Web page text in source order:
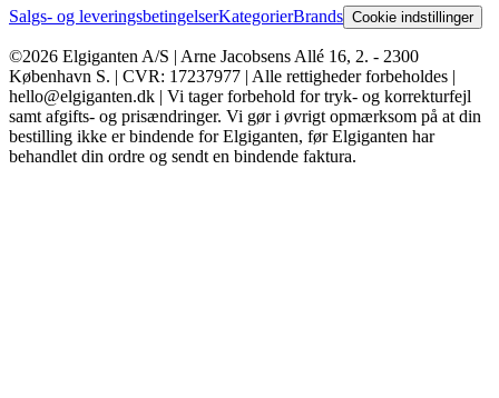
Salgs- og leveringsbetingelserKategorierBrands Cookie indstillinger
©2026 Elgiganten A/S | Arne Jacobsens Allé 16, 2. - 2300
København S. | CVR: 17237977 | Alle rettigheder forbeholdes |
hello@elgiganten.dk | Vi tager forbehold for tryk- og korrekturfejl
samt afgifts- og prisændringer. Vi gør i øvrigt opmærksom på at din
bestilling ikke er bindende for Elgiganten, før Elgiganten har
behandlet din ordre og sendt en bindende faktura.